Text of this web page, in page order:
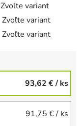
Zvoľte variant
Zvoľte variant
Zvoľte variant
93,62 €/ ks
91,75 €/ ks